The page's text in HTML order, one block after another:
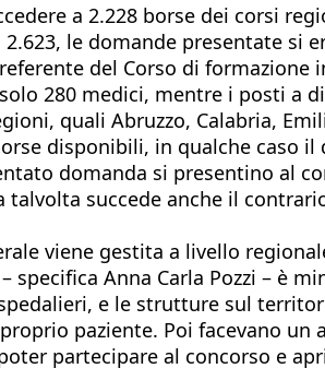
a 2.228 borse dei corsi
le domande presentate si
del Corso di
280 medici, mentre i posti a
quali Abruzzo, Calabria,
disponibili, in qualche caso
domanda si presentino al
succede anche il
viene gestita a livello
Anna Carla Pozzi – è
e le strutture sul
paziente. Poi facevano un
partecipare al concorso e